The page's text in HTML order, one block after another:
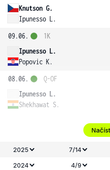
Knutson G.
Ipunesso L.
09.06.
Ipunesso L.
Popovic K.
1K
08.06.
Ipunesso L.
Shekhawat S.
Q-OF
2025 7/14
2024
4/9